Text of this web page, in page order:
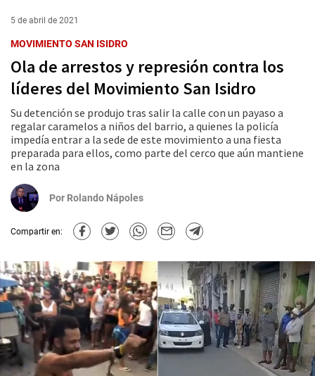
5 de abril de 2021
MOVIMIENTO SAN ISIDRO
Ola de arrestos y represión contra los
líderes del Movimiento San Isidro
Su detención se produjo tras salir la calle con un payaso a
regalar caramelos a niños del barrio, a quienes la policía
impedía entrar a la sede de este movimiento a una fiesta
preparada para ellos, como parte del cerco que aún mantiene
en la zona
Por Rolando Nápoles
Compartir en: